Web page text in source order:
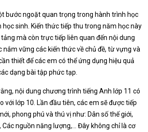
bước ngoặt quan trọng trong hành trình học
học sinh. Kiến thức tiếp thu trong năm học này
mà còn trực tiếp liên quan đến nội dung
nắm vững các kiến thức về chủ đề, từ vựng và
thiết để các em có thể ứng dụng hiệu quả
dạng bài tập phức tạp.
nội dung chương trình tiếng Anh lớp 11 có
với lớp 10. Lần đầu tiên, các em sẽ được tiếp
phong phú và thú vị như: Dân số thế giới,
nguồn năng lượng,… Đây không chỉ là cơ